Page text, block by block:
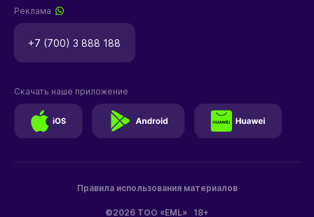
Реклама
+7 (700) 3 888 188
©2026 ТОО «EML» 18+
Правила использования материалов
Скачать наше приложение